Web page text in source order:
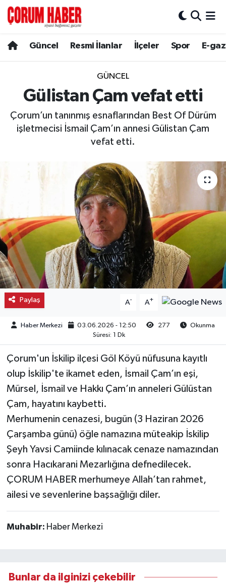
Güncel Resmi İlanlar İlçeler Spor E-
GÜNCEL
Gülistan Çam vefat etti
Çorum’un tanınmış esnaflarından Best Of Dürüm
işletmecisi İsmail Çam’ın annesi Gülistan Çam
vefat etti.
Paylaş A- A+
Haber Merkezi 03.06.2026 - 12:50 277
Okunma
Süresi: 1 Dk
Çorum'un İskilip ilçesi Göl Köyü nüfusuna kayıtlı
olup İskilip'te ikamet eden, İsmail Çam’ın eşi,
Mürsel, İsmail ve Hakkı Çam’ın anneleri Gülüstan
Çam, hayatını kaybetti.
Merhumenin cenazesi, bugün (3 Haziran 2026
Çarşamba günü) öğle namazına müteakip İskilip
Şeyh Yavsi Camiinde kılınacak cenaze namazından
sonra Hacıkarani Mezarlığına defnedilecek.
ÇORUM HABER merhumeye Allah’tan rahmet,
ailesi ve sevenlerine başsağlığı diler.
Muhabir: Haber Merkezi
Bunlar da ilginizi çekebilir
Spor
Resmi İlanlar
Alaca
Boğazkale
İskilip
Laçin
Mecitözü
Oğuzlar
Ortaköy
Osmancık
Sungurlu
Uğurludağ
Sağlık
Hava Durumu
Çorum Namaz Vakitleri
Trafik Durumu
Süper Lig Puan Durumu ve Fikstür
Tüm Manşetler
Son Dakika Haberleri
Haber Arşivi